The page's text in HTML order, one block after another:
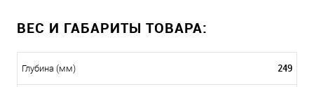
ВЕС И ГАБАРИТЫ ТОВАРА:
Глубина (мм) 249